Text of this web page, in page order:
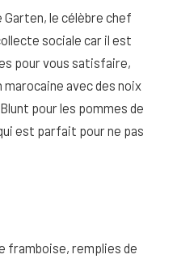
le célèbre chef
sociale car il est
pour vous satisfaire,
avec des noix
pour les pommes de
est parfait pour ne pas
framboise, remplies de